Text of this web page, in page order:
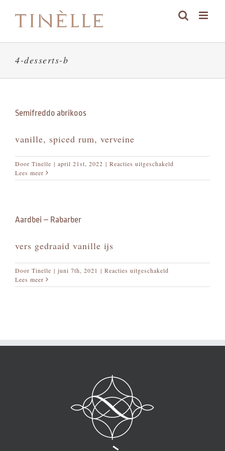
4-desserts-b
Semifreddo abrikoos
vanille, spiced rum, verveine
Door Tinelle | april 21st, 2022 | Reacties uitgeschakeld
abrikoos
Lees meer
Aardbei – Rabarber
vers gedraaid vanille ijs
Door Tinelle | juni 7th, 2021 | Reacties uitgeschakeld
–
Lees meer